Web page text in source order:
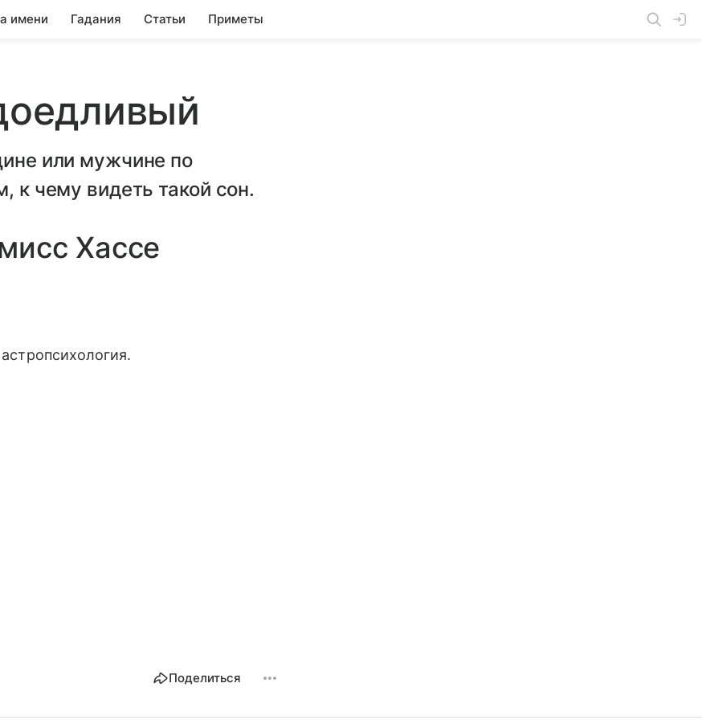
имени Гадания Статьи Приметы
или мужчине по
к чему видеть такой сон.
Хассе
Поделиться